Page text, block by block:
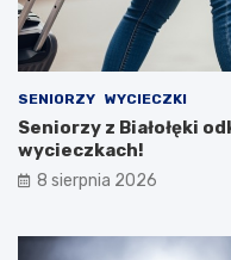
SENIORZY WYCIECZKI
Seniorzy z Białołęki
wycieczkach!
8 sierpnia 2026